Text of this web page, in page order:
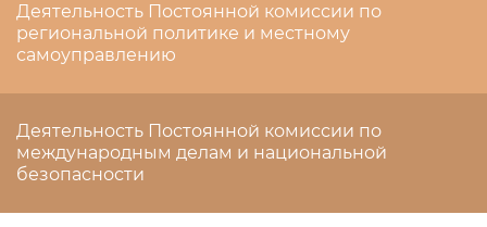
Деятельность Постоянной комиссии по
региональной политике и местному
самоуправлению
Деятельность Постоянной комиссии по
международным делам и национальной
безопасности